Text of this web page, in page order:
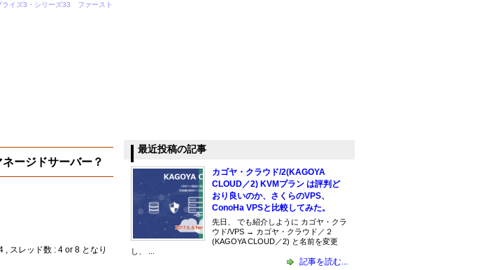
ライズ3・シリーズ33
ファースト
ージドサーバー？
スレッド数 : 4 or 8 となり
最近投稿の記事
カゴヤ・クラウド/2(KAGOYA
CLOUD／2) KVMプラン は評判ど
おり良いのか、さくらのVPS、
ConoHa VPSと比較してみた。
先日、 でも紹介しように カゴヤ・クラ
ウド/VPS → カゴヤ・クラウド／２
(KAGOYA CLOUD／2) と名前を変更
し、 ...
記事を読む...